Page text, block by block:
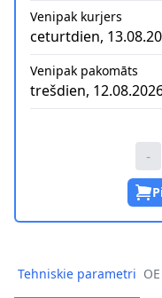
Venipak kurjers
ceturtdien,
Venipak pakomāts
trešdien,
-
Tehniskie parametri